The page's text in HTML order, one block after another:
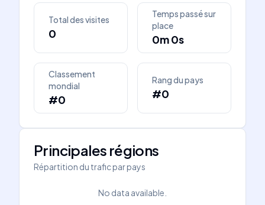
Total des visites
0
Temps passé sur
place
0m 0s
Classement
mondial
#0
Rang du pays
#0
Principales régions
Répartition du trafic par pays
No data available.